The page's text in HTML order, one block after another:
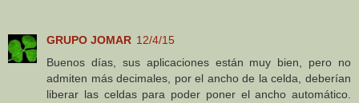
GRUPO JOMAR 12/4/15
Buenos días, sus aplicaciones están muy bien, pero no
admiten más decimales, por el ancho de la celda, deberían
liberar las celdas para poder poner el ancho automático.